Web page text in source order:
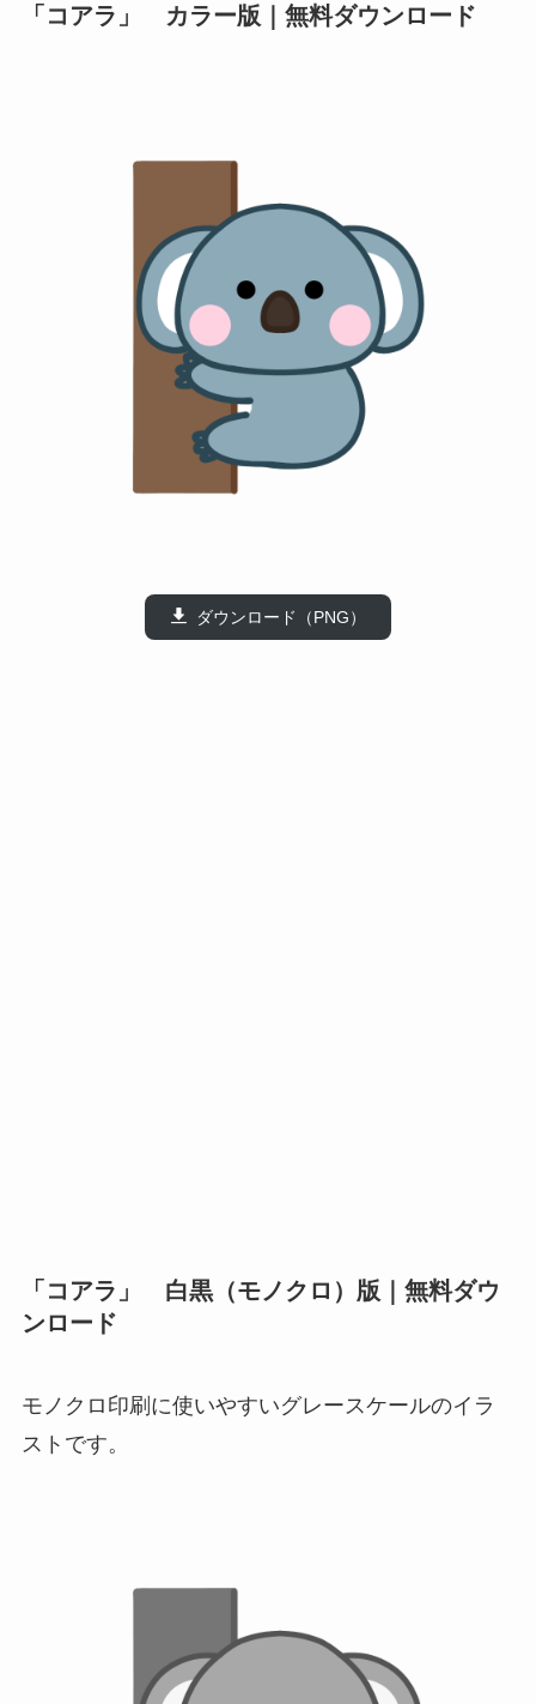
「コアラ」 カラー版｜無料ダウンロード
ダウンロード（PNG）
「コアラ」 白黒（モノクロ）版｜無料ダウ
ンロード
モノクロ印刷に使いやすいグレースケールのイラ
ストです。